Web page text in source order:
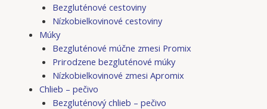
Bezgluténové cestoviny
Nízkobielkovinové cestoviny
Múky
Bezgluténové múčne zmesi Promix
Prirodzene bezgluténové múky
Nízkobielkovinové zmesi Apromix
Chlieb – pečivo
Bezgluténový chlieb – pečivo